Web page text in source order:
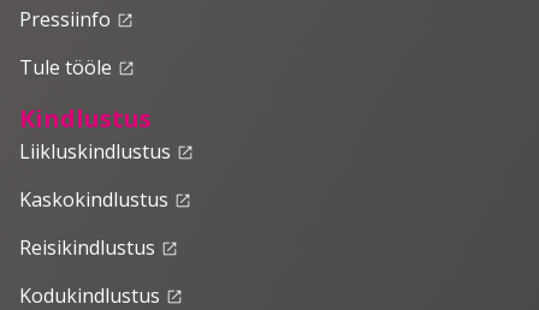
Pressiinfo launch
Tule tööle launch
Kindlustus
Liikluskindlustus launch
Kaskokindlustus launch
Reisikindlustus launch
Kodukindlustus launch